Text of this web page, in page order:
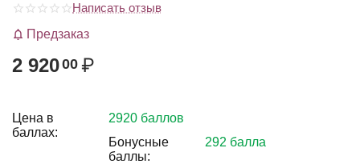
Написать отзыв
Предзаказ
2 92000 ₽
Цена в
баллах:
2920 баллов
Бонусные
баллы:
292 балла